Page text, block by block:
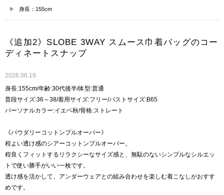
身長：155cm
《追加2》SLOBE 3WAY スムース巾着バッグのコー
ディネートスナップ
2026.06.19
身長:155cm/年齢:30代後半/体型:普通
普段サイズ:36～38/着用サイズ:フリー/バストサイズ:B65
パーソナルカラー:イエベ秋/骨格:ストレート
《パウダリーコットンプルオーバー》
程よい透け感のシアーコットンプルオーバー。
程良くフィットするリラクシーなサイズ感と、無駄のないシンプルなシルエッ
トで使い勝手がいい一枚です。
透け感を活かして、アンダーウェアとの組み合わせを楽しむ着こなしがおすす
めです。